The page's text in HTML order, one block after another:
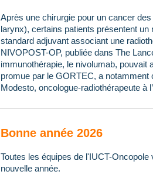
Après une chirurgie pour un cancer
larynx), certains patients présentent
standard adjuvant associant une
NIVOPOST-OP, publiée dans The
immunothérapie, le nivolumab, pouvait
promue par le GORTEC, a
Modesto, oncologue-radiothérapeute à
Bonne année 2026
Toutes les équipes de l'IUCT-
nouvelle année.